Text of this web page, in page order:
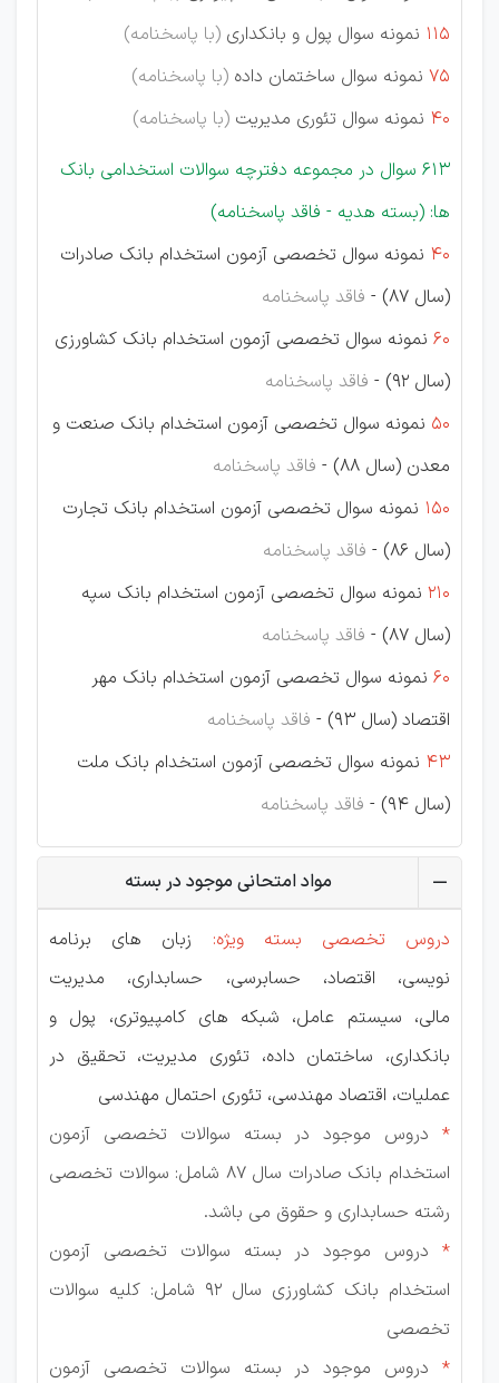
115 نمونه سوال پول و بانکداری (با پاسخنامه)
75 نمونه سوال ساختمان داده (با پاسخنامه)
40 نمونه سوال تئوری مدیریت (با پاسخنامه)
613 سوال در مجموعه دفترچه سوالات استخدامی بانک
ها: (بسته هدیه - فاقد پاسخنامه)
40 نمونه سوال تخصصی آزمون استخدام بانک صادرات
(سال 87) -
فاقد پاسخنامه
60 نمونه سوال تخصصی آزمون استخدام بانک کشاورزی
(سال 92) -
فاقد پاسخنامه
50 نمونه سوال تخصصی آزمون استخدام بانک صنعت و
معدن (سال 88) -
فاقد پاسخنامه
150 نمونه سوال تخصصی آزمون استخدام بانک تجارت
(سال 86) -
فاقد پاسخنامه
210 نمونه سوال تخصصی آزمون استخدام بانک سپه
(سال 87) -
فاقد پاسخنامه
60 نمونه سوال تخصصی آزمون استخدام بانک مهر
اقتصاد (سال 93) -
فاقد پاسخنامه
43 نمونه سوال تخصصی آزمون استخدام بانک ملت
(سال 94) -
فاقد پاسخنامه
مواد امتحانی موجود در بسته
دروس تخصصی بسته ویژه: زبان های برنامه
نویسی، اقتصاد، حسابرسی، حسابداری، مدیریت
مالی، سیستم عامل، شبکه های کامپیوتری، پول و
بانکداری، ساختمان داده، تئوری مدیریت، تحقیق در
عملیات، اقتصاد مهندسی، تئوری احتمال مهندسی
* دروس موجود در بسته سوالات تخصصی آزمون
استخدام بانک صادرات سال 87 شامل: سوالات تخصصی
رشته حسابداری و حقوق می باشد.
* دروس موجود در بسته سوالات تخصصی آزمون
استخدام بانک کشاورزی سال 92 شامل: کلیه سوالات
تخصصی
* دروس موجود در بسته سوالات تخصصی آزمون